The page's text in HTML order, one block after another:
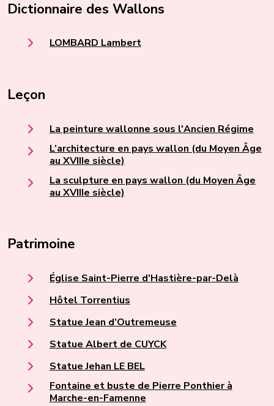
Dictionnaire des Wallons
LOMBARD Lambert
Leçon
La peinture wallonne sous l'Ancien Régime
L’architecture en pays wallon (du Moyen Âge
au XVIIIe siècle)
La sculpture en pays wallon (du Moyen Âge
au XVIIIe siècle)
Patrimoine
Église Saint-Pierre d'Hastière-par-Delà
Hôtel Torrentius
Statue Jean d’Outremeuse
Statue Albert de CUYCK
Statue Jehan LE BEL
Fontaine et buste de Pierre Ponthier à
Marche-en-Famenne